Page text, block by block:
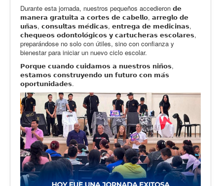
Durante esta jornada, nuestros pequeños accedieron 𝗱𝗲
𝗺𝗮𝗻𝗲𝗿𝗮 𝗴𝗿𝗮𝘁𝘂𝗶𝘁𝗮 𝗮 𝗰𝗼𝗿𝘁𝗲𝘀 𝗱𝗲 𝗰𝗮𝗯𝗲𝗹𝗹𝗼, 𝗮𝗿𝗿𝗲𝗴𝗹𝗼 𝗱𝗲
𝘂𝗻̃𝗮𝘀, 𝗰𝗼𝗻𝘀𝘂𝗹𝘁𝗮𝘀 𝗺𝗲́𝗱𝗶𝗰𝗮𝘀, 𝗲𝗻𝘁𝗿𝗲𝗴𝗮 𝗱𝗲 𝗺𝗲𝗱𝗶𝗰𝗶𝗻𝗮𝘀,
𝗰𝗵𝗲𝗾𝘂𝗲𝗼𝘀 𝗼𝗱𝗼𝗻𝘁𝗼𝗹𝗼́𝗴𝗶𝗰𝗼𝘀 𝘆 𝗰𝗮𝗿𝘁𝘂𝗰𝗵𝗲𝗿𝗮𝘀 𝗲𝘀𝗰𝗼𝗹𝗮𝗿𝗲𝘀,
preparándose no solo con útiles, sino con confianza y
bienestar para iniciar un nuevo ciclo escolar.
𝗣𝗼𝗿𝗾𝘂𝗲 𝗰𝘂𝗮𝗻𝗱𝗼 𝗰𝘂𝗶𝗱𝗮𝗺𝗼𝘀 𝗮 𝗻𝘂𝗲𝘀𝘁𝗿𝗼𝘀 𝗻𝗶𝗻̃𝗼𝘀,
𝗲𝘀𝘁𝗮𝗺𝗼𝘀 𝗰𝗼𝗻𝘀𝘁𝗿𝘂𝘆𝗲𝗻𝗱𝗼 𝘂𝗻 𝗳𝘂𝘁𝘂𝗿𝗼 𝗰𝗼𝗻 𝗺𝗮́𝘀
𝗼𝗽𝗼𝗿𝘁𝘂𝗻𝗶𝗱𝗮𝗱𝗲𝘀.